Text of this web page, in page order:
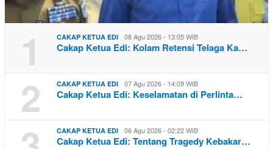
1 CAKAP KETUA EDI 08 Agu 2026 - 13:05 WIB
Cakap Ketua Edi: Kolam Retensi Telaga Ka…
2 CAKAP KETUA EDI 07 Agu 2026 - 14:09 WIB
Cakap Ketua Edi: Keselamatan di Perlinta…
CAKAP KETUA EDI 06 Agu 2026 - 02:22 WIB
Cakap Ketua Edi: Tentang Tragedy Kebakar…